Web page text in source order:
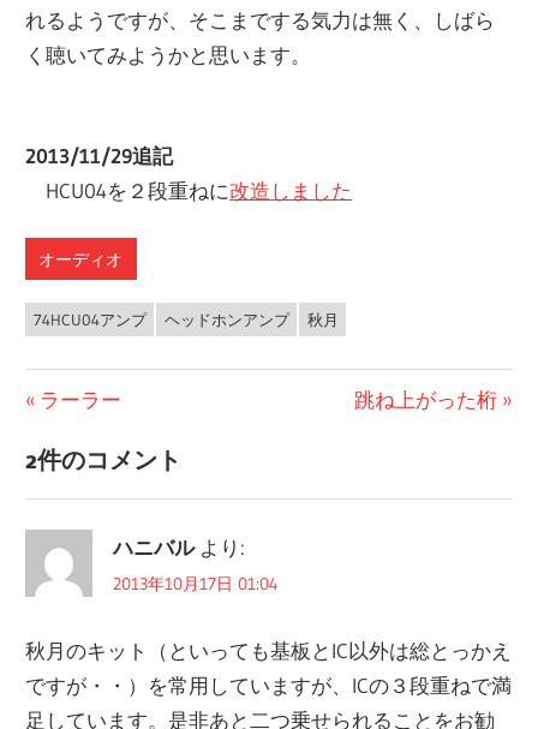
れるようですが、そこまでする気力は無く、しばら
く聴いてみようかと思います。
2013/11/29追記
HCU04を２段重ねに改造しました
オーディオ
74HCU04アンプ ヘッドホンアンプ 秋月
稿
ナ
ビ
ー
シ
前
投
稿:
ラーラー
次
稿:
跳ね上がった桁
2件のコメント
ハニバル より:
2013年10月17日 01:04
秋月のキット（といっても基板とIC以外は総とっかえ
ですが・・）を常用していますが、ICの３段重ねで満
足しています。是非あと二つ乗せられることをお勧